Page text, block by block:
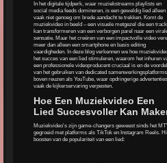
In het digitale tijdperk, waar muziekstreams playlists en
social media feeds domineren, is een geweldig lied alleen
vaak niet genoeg om brede aandacht te trekken. Komt de
muziekvideo in beeld – een visuele metgezel die een track
kan transformeren van een verborgen parel naar een
sensatie. Maar het creëren van een impactvolle video
meer dan alleen een smartphone en basis editing
vaardigheden. In deze blog verkennen we hoe
het succes van een lied stimuleren, waarom het inhuren
een professionele videoproducent cruciaal is en de
van het gebruiken van dedicated samenwerkingsplatforms
boven reuzen als YouTube, waar opdringerige advertenties
vaak de kijkerservaring verpesten.
Hoe Een Muziekvideo Een
Lied Succesvoller Kan
Muziekvideo's zijn game-changers geweest sinds het
gegroeid met platforms als TikTok en Instagram Reels.
boosten van de populariteit van een lied: